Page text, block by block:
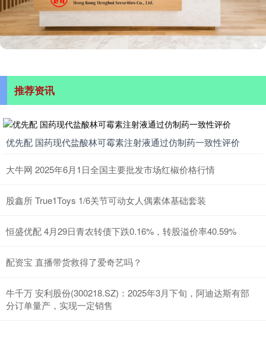
推荐资讯
优先配 国药现代盐酸林可霉素注射液通过仿制药一致性评价
大牛网 2025年6月1日全国主要批发市场红椒价格行情
股鑫所 True1Toys 1/6关节可动女人偶素体基础套装
恒盛优配 4月29日青农转债下跌0.16%，转股溢价率40.59%
配资宝 直播带货救得了爱奇艺吗？
牛千万 安利股份(300218.SZ)：2025年3月下旬，阿迪达斯有部
分订单量产，实现一定销售